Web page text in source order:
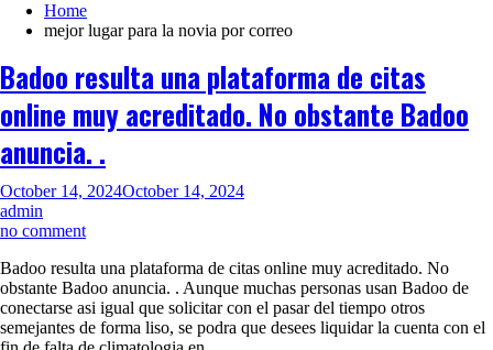
Home
mejor lugar para la novia por correo
Badoo resulta una plataforma de citas
online muy acreditado. No obstante Badoo
anuncia. .
October 14, 2024October 14, 2024
admin
no commenton
resulta
una
plataforma
de
Badoo resulta una plataforma de citas online muy acreditado. No
obstante Badoo anuncia. . Aunque muchas personas usan Badoo de
conectarse asi igual que solicitar con el pasar del tiempo otros
semejantes de forma liso, se podra que desees liquidar la cuenta con el